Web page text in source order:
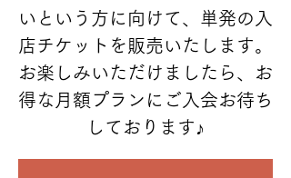
いという方に向けて、単発の入
店チケットを販売いたします。
お楽しみいただけましたら、お
得な月額プランにご入会お待ち
しております♪